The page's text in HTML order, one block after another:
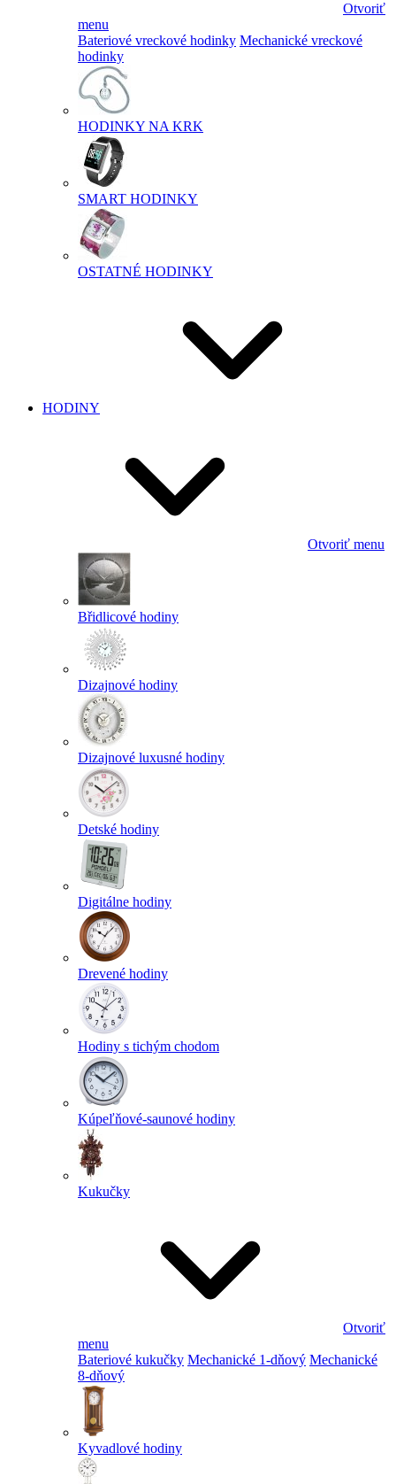
Otvoriť
menu
Bateriové vreckové hodinky Mechanické vreckové
hodinky
HODINKY NA KRK
SMART HODINKY
OSTATNÉ HODINKY
HODINY
Otvoriť menu
Břidlicové hodiny
Dizajnové hodiny
Dizajnové luxusné hodiny
Detské hodiny
Digitálne hodiny
Drevené hodiny
Hodiny s tichým chodom
Kúpeľňové-saunové hodiny
Kukučky
Otvoriť
menu
Bateriové kukučky Mechanické 1-dňový Mechanické
8-dňový
Kyvadlové hodiny